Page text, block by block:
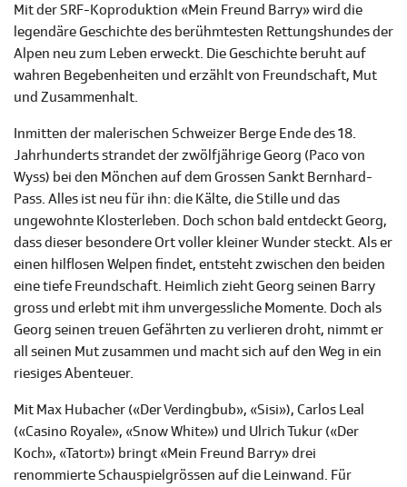
Mit der SRF-Koproduktion «Mein Freund Barry» wird die
legendäre Geschichte des berühmtesten Rettungshundes der
Alpen neu zum Leben erweckt. Die Geschichte beruht auf
wahren Begebenheiten und erzählt von Freundschaft, Mut
und Zusammenhalt.
Inmitten der malerischen Schweizer Berge Ende des 18.
Jahrhunderts strandet der zwölfjährige Georg (Paco von
Wyss) bei den Mönchen auf dem Grossen Sankt Bernhard-
Pass. Alles ist neu für ihn: die Kälte, die Stille und das
ungewohnte Klosterleben. Doch schon bald entdeckt Georg,
dass dieser besondere Ort voller kleiner Wunder steckt. Als er
einen hilflosen Welpen findet, entsteht zwischen den beiden
eine tiefe Freundschaft. Heimlich zieht Georg seinen Barry
gross und erlebt mit ihm unvergessliche Momente. Doch als
Georg seinen treuen Gefährten zu verlieren droht, nimmt er
all seinen Mut zusammen und macht sich auf den Weg in ein
riesiges Abenteuer.
Mit Max Hubacher («Der Verdingbub», «Sisi»), Carlos Leal
(«Casino Royale», «Snow White») und Ulrich Tukur («Der
Koch», «Tatort») bringt «Mein Freund Barry» drei
renommierte Schauspielgrössen auf die Leinwand. Für